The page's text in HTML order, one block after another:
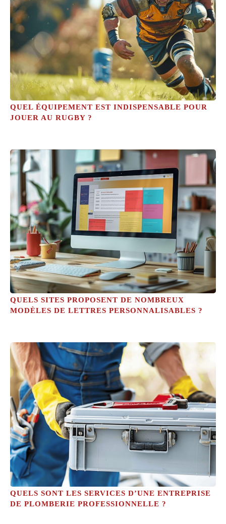
QUEL ÉQUIPEMENT EST INDISPENSABLE POUR
JOUER AU RUGBY ?
QUELS SITES PROPOSENT DE NOMBREUX
MODÈLES DE LETTRES PERSONNALISABLES ?
QUELS SONT LES SERVICES D’UNE ENTREPRISE
DE PLOMBERIE PROFESSIONNELLE ?